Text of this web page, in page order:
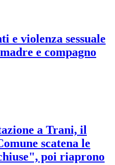
e violenza sessuale
e compagno
a Trani, il
scatena le
poi riaprono